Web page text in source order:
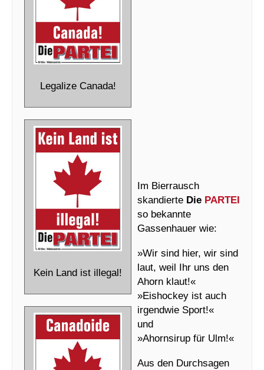
Legalize Canada!
Kein Land ist illegal!
Im Bierrausch
skandierte Die PARTEI
so bekannte
Gassenhauer wie:
»Wir sind hier, wir sind
laut, weil Ihr uns den
Ahorn klaut!«
»Eishockey ist auch
irgendwie Sport!«
und
»Ahornsirup für Ulm!«
Aus den Durchsagen